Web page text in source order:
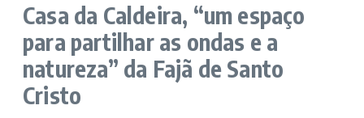
Casa da Caldeira, “um espaço
para partilhar as ondas e a
natureza” da Fajã de Santo
Cristo